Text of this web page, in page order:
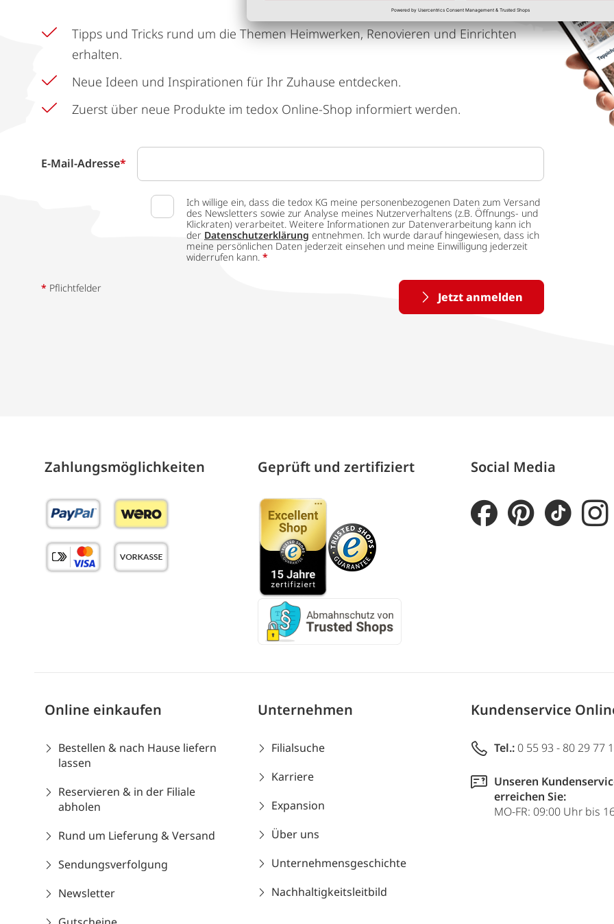
Tipps und Tricks rund um die Themen Heimwerken, Renovieren und Einrichten
erhalten.
Neue Ideen und Inspirationen für Ihr Zuhause entdecken.
Zuerst über neue Produkte im tedox Online-Shop informiert werden.
E-Mail-Adresse*
Ich willige ein, dass die tedox KG meine personenbezogenen Daten zum Versand
des Newsletters sowie zur Analyse meines Nutzerverhaltens (z.B. Öffnungs- und
Klickraten) verarbeitet. Weitere Informationen zur Datenverarbeitung kann ich
der Datenschutzerklärung entnehmen. Ich wurde darauf hingewiesen, dass ich
meine persönlichen Daten jederzeit einsehen und meine Einwilligung jederzeit
widerrufen kann. *
Jetzt anmelden
* Pflichtfelder
Zahlungs­möglich­keiten Geprüft und zertifiziert Social Media
Online einkaufen
Bestellen & nach Hause liefern
lassen
Reservieren & in der Filiale
abholen
Rund um Lieferung & Versand
Sendungsverfolgung
Newsletter
Unternehmen
Filialsuche
Karriere
Expansion
Über uns
Unternehmensgeschichte
Nachhaltigkeitsleitbild
Kundenservice
Tel.: 0 55 93 - 80 29 77
Unseren
erreichen Sie:
MO-FR: 09:00 Uhr bis